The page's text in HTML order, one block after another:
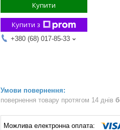
Купити
Купити з
+380 (68) 017-85-33
повернення товару протягом 14 днів